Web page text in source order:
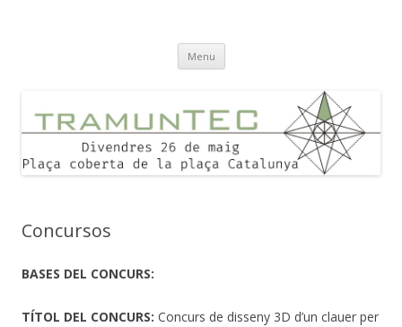
Menu Skip
content
Concursos
BASES DEL CONCURS:
TÍTOL DEL CONCURS: Concurs de disseny 3D d’un clauer per